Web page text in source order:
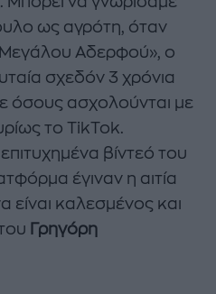
ως αγρότη, όταν
Αδερφού», ο
σχεδόν 3 χρόνια
όσους ασχολούνται με
το TikTok.
βίντεό του
έγιναν η αιτία
είναι καλεσμένος και
Γρηγόρη